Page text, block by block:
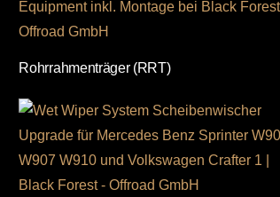
Rohrrahmenträger (RRT)